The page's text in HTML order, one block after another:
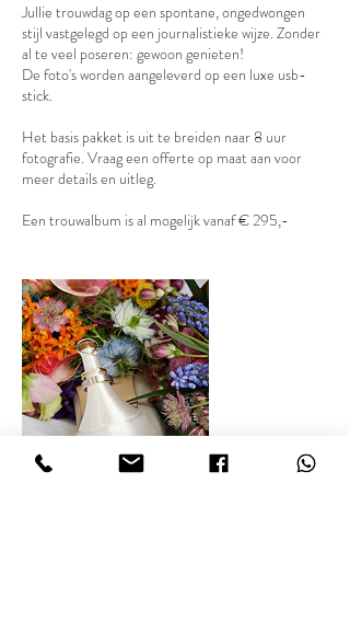
Jullie trouwdag op een spontane, ongedwongen
stijl vastgelegd op een journalistieke wijze. Zonder
al te veel poseren: gewoon genieten!
De foto's worden aangeleverd op een luxe usb-
stick.
Het basis pakket is uit te breiden naar 8 uur
fotografie. Vraag een offerte op maat aan voor
meer details en uitleg.
Een trouwalbum is al mogelijk vanaf € 295,-